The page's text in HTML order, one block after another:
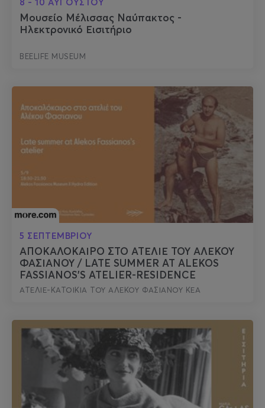
Μουσείο Μέλισσας Ναύπακτος -
Ηλεκτρονικό Εισιτήριο
BEELIFE MUSEUM
5 ΣΕΠΤΕΜΒΡΙΟΥ
ΑΠΟΚΑΛΟΚΑΙΡΟ ΣΤΟ ΑΤΕΛΙΕ ΤΟΥ ΑΛΕΚΟΥ
ΦΑΣΙΑΝΟΥ / LATE SUMMER AT ALEKOS
FASSIANOS'S ATELIER-RESIDENCE
ΑΤΕΛΙΕ-ΚΑΤΟΙΚΙΑ ΤΟΥ ΑΛΕΚΟΥ ΦΑΣΙΑΝΟΥ ΚΕΑ